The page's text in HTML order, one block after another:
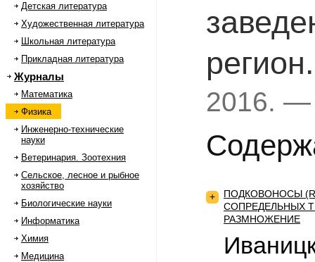
Детская литература
Художественная литература
Школьная литература
Прикладная литература
Журналы
Математика
Физика
Инженерно-технические
науки
Ветеринария. Зоотехния
Сельское, лесное и рыбное
хозяйство
Биологические науки
Информатика
Химия
Медицина
2016. —
+
ПОДКОВОНОСЫ
СОПРЕДЕЛЬНЫХ
РАЗМНОЖЕНИЕ